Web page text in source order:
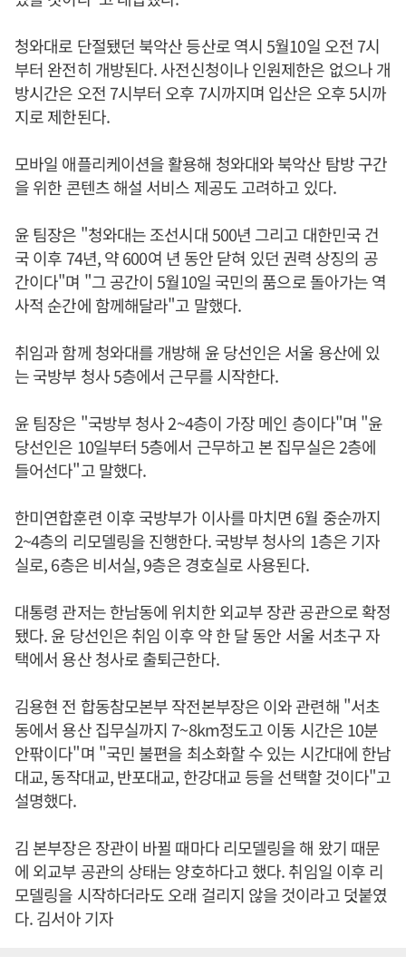
청와대로 단절됐던 북악산 등산로 역시 5월10일 오전 7시
부터 완전히 개방된다. 사전신청이나 인원제한은 없으나 개
방시간은 오전 7시부터 오후 7시까지며 입산은 오후 5시까
지로 제한된다.
모바일 애플리케이션을 활용해 청와대와 북악산 탐방 구간
을 위한 콘텐츠 해설 서비스 제공도 고려하고 있다.
윤 팀장은 "청와대는 조선시대 500년 그리고 대한민국 건
국 이후 74년, 약 600여 년 동안 닫혀 있던 권력 상징의 공
간이다"며 "그 공간이 5월10일 국민의 품으로 돌아가는 역
사적 순간에 함께해달라"고 말했다.
취임과 함께 청와대를 개방해 윤 당선인은 서울 용산에 있
는 국방부 청사 5층에서 근무를 시작한다.
윤 팀장은 "국방부 청사 2~4층이 가장 메인 층이다"며 "윤
당선인은 10일부터 5층에서 근무하고 본 집무실은 2층에
들어선다"고 말했다.
한미연합훈련 이후 국방부가 이사를 마치면 6월 중순까지
2~4층의 리모델링을 진행한다. 국방부 청사의 1층은 기자
실로, 6층은 비서실, 9층은 경호실로 사용된다.
대통령 관저는 한남동에 위치한 외교부 장관 공관으로 확정
됐다. 윤 당선인은 취임 이후 약 한 달 동안 서울 서초구 자
택에서 용산 청사로 출퇴근한다.
김용현 전 합동참모본부 작전본부장은 이와 관련해 "서초
동에서 용산 집무실까지 7~8km정도고 이동 시간은 10분
안팎이다"며 "국민 불편을 최소화할 수 있는 시간대에 한남
대교, 동작대교, 반포대교, 한강대교 등을 선택할 것이다"고
설명했다.
김 본부장은 장관이 바뀔 때마다 리모델링을 해 왔기 때문
에 외교부 공관의 상태는 양호하다고 했다. 취임일 이후 리
모델링을 시작하더라도 오래 걸리지 않을 것이라고 덧붙였
다. 김서아 기자